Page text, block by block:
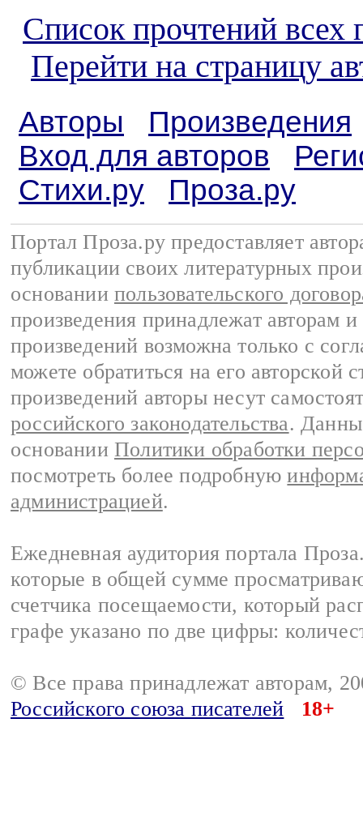
Список прочтений всех
Перейти на страницу
Авторы
Произведения
Вход для авторов
Стихи.ру
Проза.ру
Портал Проза.ру предоставляет
публикации своих литературных
основании пользовательского
произведения принадлежат авторам
произведений возможна только с
можете обратиться на его авторской
произведений авторы несут
российского законодательства.
основании Политики обработки
посмотреть более подробную
администрацией.
Ежедневная аудитория портала
которые в общей сумме
счетчика посещаемости, который
графе указано по две цифры:
© Все права принадлежат авторам,
Российского союза писателей
18+